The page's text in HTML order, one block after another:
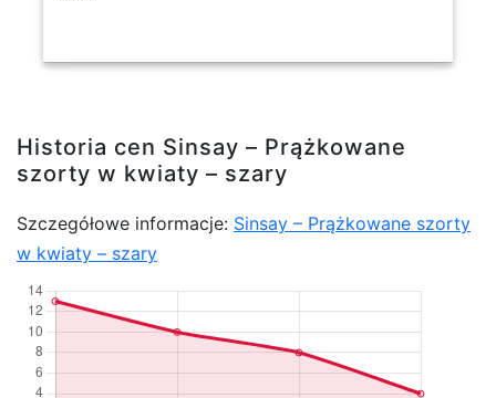
Historia cen Sinsay – Prążkowane
szorty w kwiaty – szary
Szczegółowe informacje: Sinsay – Prążkowane szorty
w kwiaty – szary